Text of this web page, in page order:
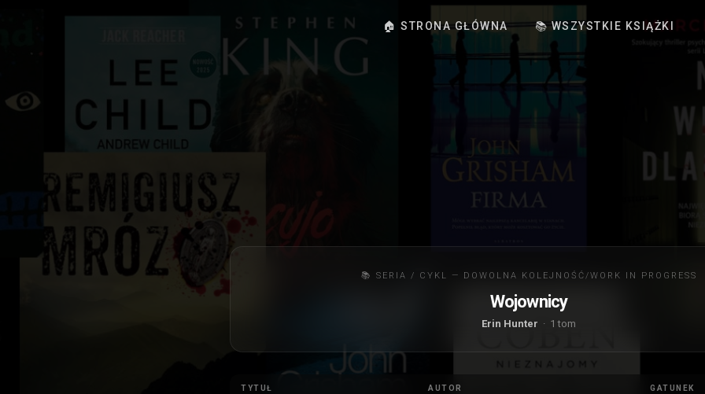
🏠 STRONA GŁÓWNA 📚 WSZYSTKIE KSIĄŻKI
📚 SERIA / CYKL — DOWOLNA KOLEJNOŚĆ/WORK IN PROGRESS
Wojownicy
Erin Hunter · 1 tom
TYTUŁ AUTOR GATUNEK